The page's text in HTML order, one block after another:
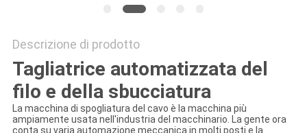
Descrizione di prodotto
Tagliatrice automatizzata del
filo e della sbucciatura
La macchina di spogliatura del cavo è la macchina più
ampiamente usata nell'industria del macchinario. La gente ora
conta su varia automazione meccanica in molti posti e la